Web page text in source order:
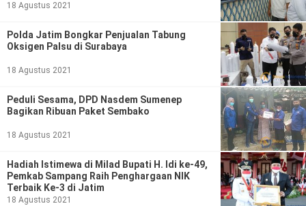
Iptek
Pendidikan Ilmiah
Teknologi
SosBud
Sosial
Wisata
Ekonomi Olahraga
18 Agustus 2021
Polda Jatim Bongkar Penjualan Tabung
Oksigen Palsu di Surabaya
18 Agustus 2021
Peduli Sesama, DPD Nasdem Sumenep
Bagikan Ribuan Paket Sembako
18 Agustus 2021
Hadiah Istimewa di Milad Bupati H. Idi ke-49,
Pemkab Sampang Raih Penghargaan NIK
Terbaik Ke-3 di Jatim
18 Agustus 2021